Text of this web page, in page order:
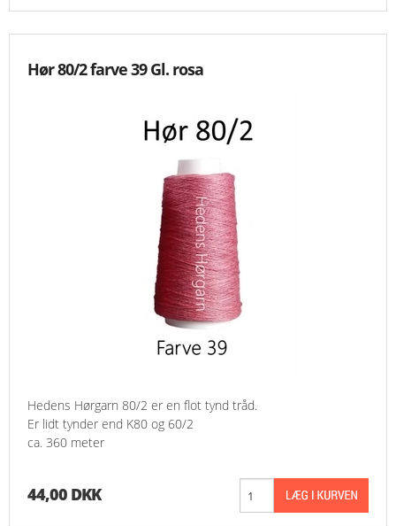
Hør 80/2 farve 39 Gl. rosa
Hedens Hørgarn 80/2 er en flot tynd tråd.
Er lidt tynder end K80 og 60/2
ca. 360 meter
44,00 DKK